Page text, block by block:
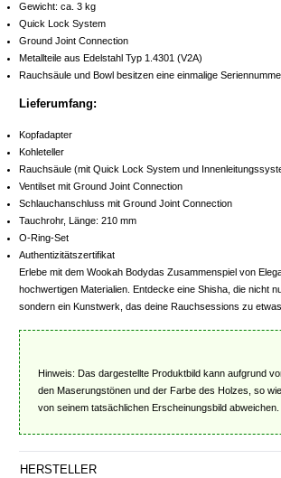
Gewicht: ca. 3 kg
Quick Lock System
Ground Joint Connection
Metallteile aus Edelstahl Typ 1.4301 (V2A)
Rauchsäule und Bowl besitzen eine einmalige
Lieferumfang:
Kopfadapter
Kohleteller
Rauchsäule (mit Quick Lock System und
Ventilset mit Ground Joint Connection
Schlauchanschluss mit Ground Joint Connection
Tauchrohr, Länge: 210 mm
O-Ring-Set
Authentizitätszertifikat
Erlebe mit dem Wookah Bodydas Zusammenspiel von
hochwertigen Materialien. Entdecke eine Shisha, die nicht
sondern ein Kunstwerk, das deine Rauchsessions zu
Hinweis: Das dargestellte Produktbild kann aufgrund
den Maserungstönen und der Farbe des Holzes, so
von seinem tatsächlichen Erscheinungsbild abweichen.
HERSTELLER